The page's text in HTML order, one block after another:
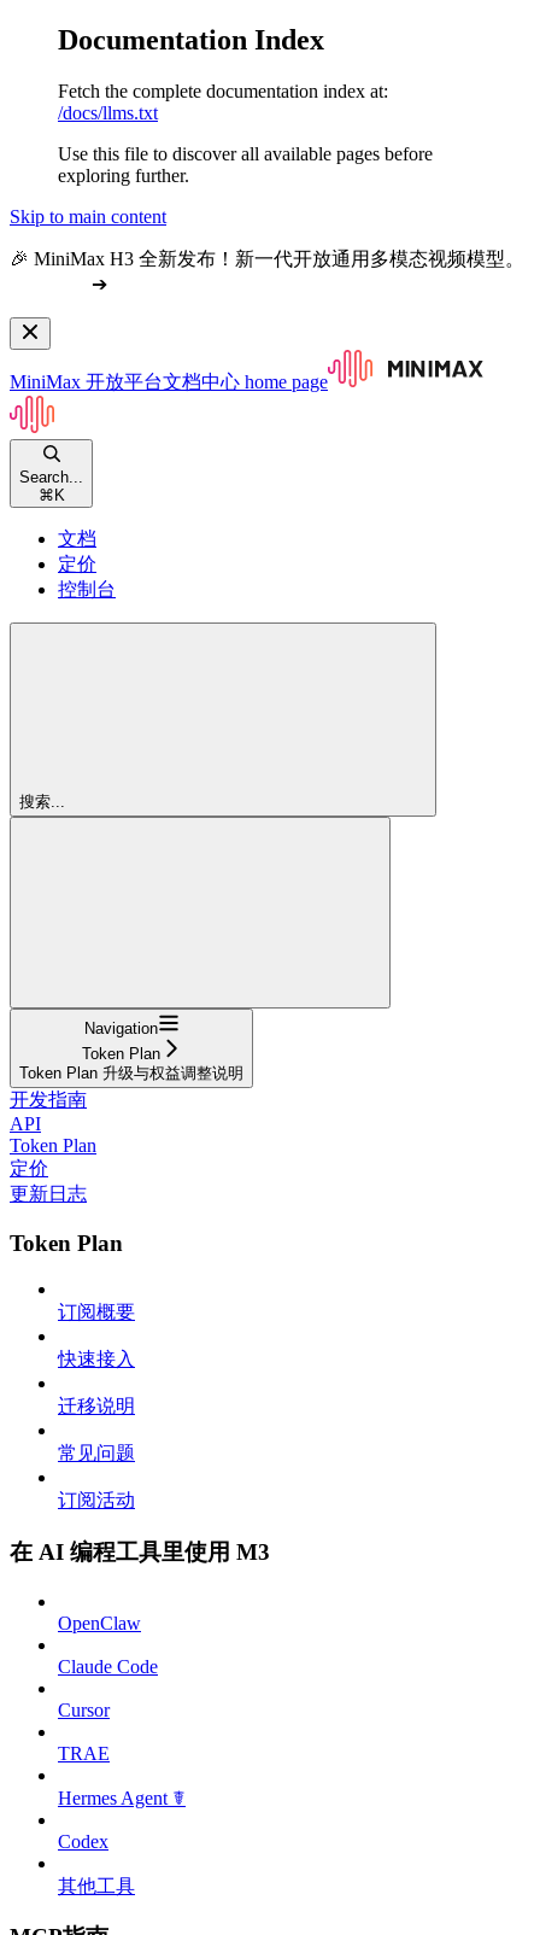
Documentation Index
Fetch the complete documentation index at:
/docs/llms.txt
Use this file to discover all available pages before
exploring further.
Skip to main content
🎉 MiniMax H3 全新发布！新一代开放通用多模态视频模型。
➔
MiniMax 开放平台文档中心 home page
Search...
⌘ K
文档
定价
控制台
搜索...
Navigation
Token Plan
Token Plan 升级与权益调整说明
开发指南
API
Token Plan
定价
更新日志
Token Plan
订阅概要
快速接入
迁移说明
常见问题
订阅活动
在 AI 编程工具里使用 M3
OpenClaw
Claude Code
Cursor
TRAE
Hermes Agent ☤
Codex
其他工具